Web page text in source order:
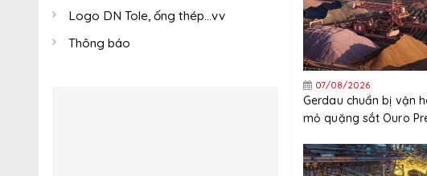
Logo DN Tole, ống thép...vv
Thông báo
07/08/2026
Gerdau chuẩn bị vận
mỏ quặng sắt Ouro